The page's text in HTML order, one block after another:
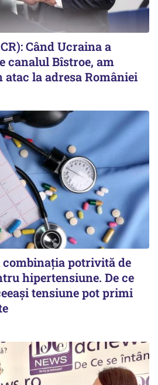
Când Ucraina a
canalul Bîstroe, am
atac la adresa României
potrivită de
hipertensiune. De ce
tensiune pot primi